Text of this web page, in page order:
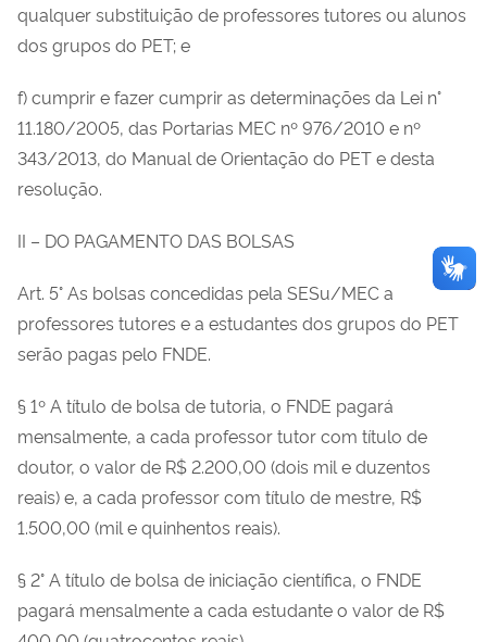
qualquer substituição de professores tutores ou alunos
dos grupos do PET; e
f) cumprir e fazer cumprir as determinações da Lei n°
11.180/2005, das Portarias MEC nº 976/2010 e nº
343/2013, do Manual de Orientação do PET e desta
resolução.
II – DO PAGAMENTO DAS BOLSAS
Art. 5° As bolsas concedidas pela SESu/MEC a
professores tutores e a estudantes dos grupos do PET
serão pagas pelo FNDE.
§ 1º A título de bolsa de tutoria, o FNDE pagará
mensalmente, a cada professor tutor com título de
doutor, o valor de R$ 2.200,00 (dois mil e duzentos
reais) e, a cada professor com título de mestre, R$
1.500,00 (mil e quinhentos reais).
§ 2° A título de bolsa de iniciação científica, o FNDE
pagará mensalmente a cada estudante o valor de R$